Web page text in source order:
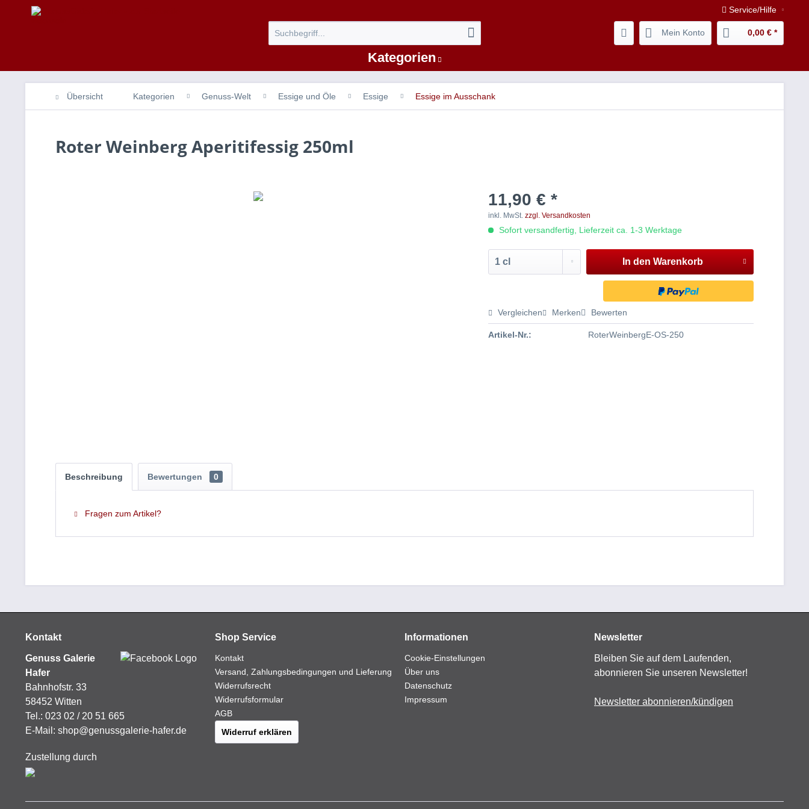
Service/Hilfe
Mein Konto 0,00 € *
Kategorien
Übersicht Kategorien Genuss-Welt Essige und Öle Essige Essige im Ausschank
Roter Weinberg Aperitifessig 250ml
11,90 € *
inkl. MwSt.zzgl. Versandkosten
Sofort versandfertig, Lieferzeit ca. 1-3 Werktage
In den Warenkorb
Vergleichen Merken Bewerten
Artikel-Nr.: RoterWeinbergE-OS-250
Beschreibung Bewertungen 0
Fragen zum Artikel?
Kontakt
Genuss Galerie
Hafer
Bahnhofstr. 33
58452 Witten
Tel.: 023 02 / 20 51 665
E-Mail: shop@genussgalerie-hafer.de
Zustellung durch
Shop Service
Kontakt
Versand, Zahlungsbedingungen und Lieferung
Widerrufsrecht
Widerrufsformular
AGB
Widerruf erklären
Informationen
Cookie-Einstellungen
Über uns
Datenschutz
Impressum
Newsletter
Bleiben Sie auf dem Laufenden,
abonnieren Sie unseren Newsletter!
Newsletter abonnieren/kündigen